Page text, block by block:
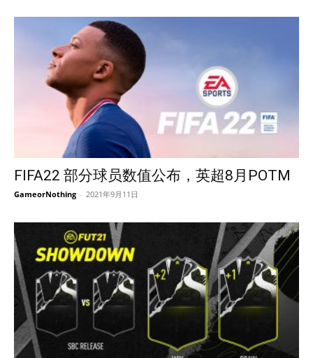
FIFA22 部分球员数值公布，英超8月POTM
GameorNothing - 2021年9月11日